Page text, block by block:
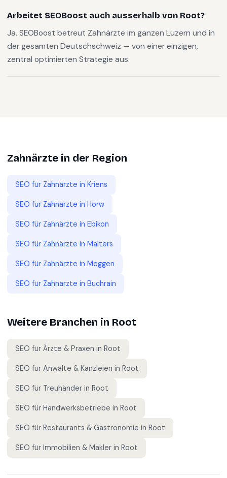
Arbeitet SEOBoost auch ausserhalb von Root?
Ja. SEOBoost betreut Zahnärzte im ganzen Luzern und in
der gesamten Deutschschweiz — von einer einzigen,
zentral optimierten Strategie aus.
Zahnärzte in der Region
SEO für Zahnärzte in Kriens
SEO für Zahnärzte in Horw
SEO für Zahnärzte in Ebikon
SEO für Zahnärzte in Malters
SEO für Zahnärzte in Meggen
SEO für Zahnärzte in Buchrain
Weitere Branchen in Root
SEO für Ärzte & Praxen in Root
SEO für Anwälte & Kanzleien in Root
SEO für Treuhänder in Root
SEO für Handwerksbetriebe in Root
SEO für Restaurants & Gastronomie in Root
SEO für Immobilien & Makler in Root